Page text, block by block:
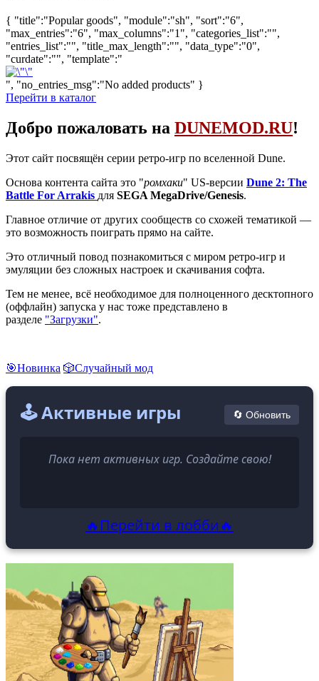
{ "title":"Popular goods", "module":"sh", "sort":"6",
"max_entries":"6", "max_columns":"1", "categories_list":"",
"entries_list":"", "title_max_length":"", "data_type":"0",
"curdate":"", "template":"
", "no_entries_msg":"No added products" }
Перейти в каталог
Добро пожаловать на DUNEMOD.RU!
Этот сайт посвящён серии ретро-игр по вселенной Dune.
Основа контента сайта это "ромхаки" US-версии Dune 2: The
Battle For Arrakis для SEGA MegaDrive/Genesis.
Главное отличие от других сообществ со схожей тематикой —
это возможность поиграть прямо на сайте.
Это отличный повод познакомиться с миром ретро-игр и
эмуляции без сложных настроек и скачивания софта.
Тем не менее, всё необходимое для полноценного десктопного
(оффлайн) запуска у нас тоже представлено в
разделе "Загрузки".
🎯Новинка 🎲Случайный мод
🕹️ Активные игры 🔄 Обновить
Пока нет активных игр. Создайте свою!
🔥Перейти в лобби🔥